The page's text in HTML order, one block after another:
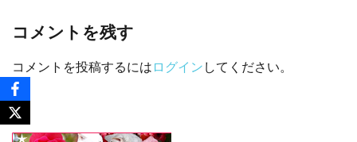
コメントを残す
コメントを投稿するには ログイン してください。